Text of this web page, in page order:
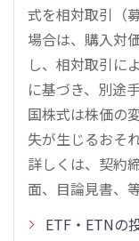
式を相対取引（
場合は、購入対
し、相対取引に
に基づき、別途
国株式は株価の
失が生じるおそ
詳しくは、契約
面、目論見書、
ETF・ETNの